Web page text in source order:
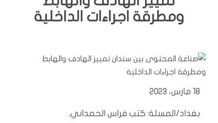
ومطرقة اجراءات الداخلية
18 مارس، 2023
بغداد/المسلة: كتب فراس الحمداني.